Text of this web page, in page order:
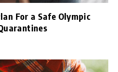
For a Safe Olympic